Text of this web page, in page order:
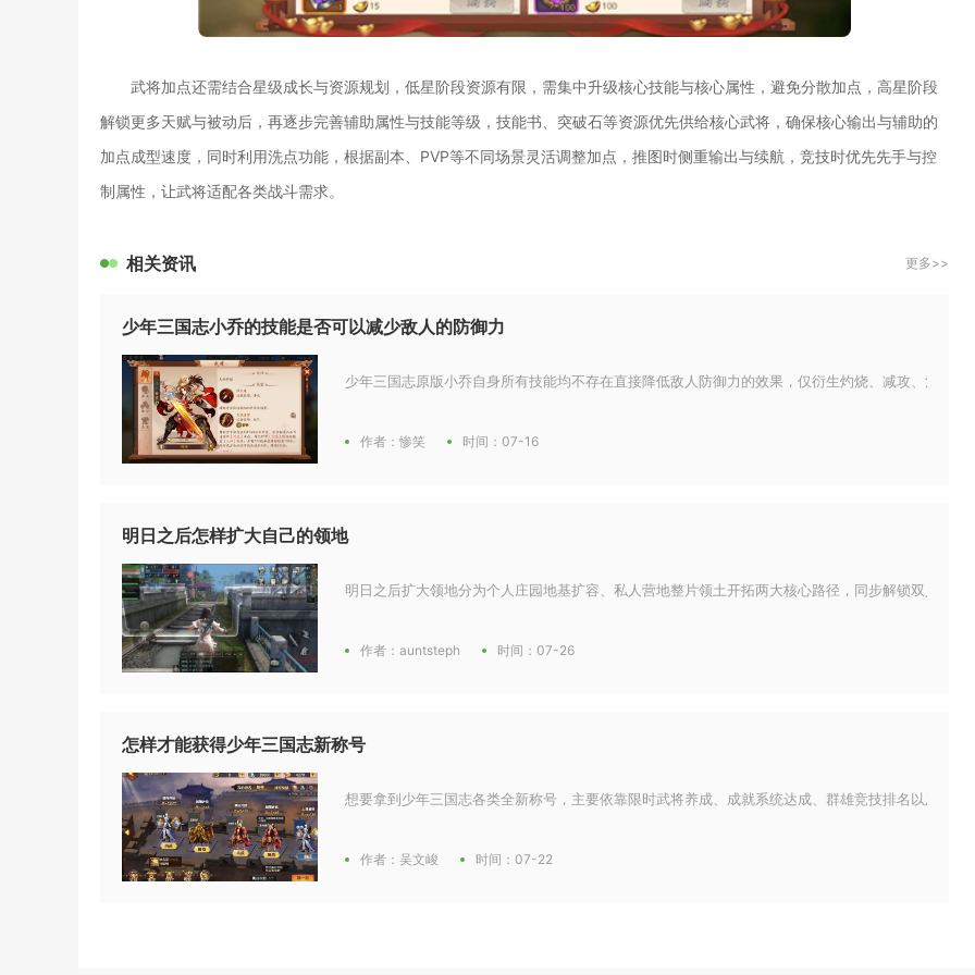
武将加点还需结合星级成长与资源规划，低星阶段资源有限，需集中升级核心技能与核心属性，避免分散加点，高星阶段
解锁更多天赋与被动后，再逐步完善辅助属性与技能等级，技能书、突破石等资源优先供给核心武将，确保核心输出与辅助的
加点成型速度，同时利用洗点功能，根据副本、PVP等不同场景灵活调整加点，推图时侧重输出与续航，竞技时优先先手与控
制属性，让武将适配各类战斗需求。
相关资讯 更多>>
少年三国志小乔的技能是否可以减少敌人的防御力
少年三国志原版小乔自身所有技能均不存在直接降低敌人防御力的效果，仅衍生灼烧、减攻、治疗、
作者：惨笑 时间：07-16
明日之后怎样扩大自己的领地
明日之后扩大领地分为个人庄园地基扩容、私人营地整片领土开拓两大核心路径，同步解锁双人地基
作者：auntsteph 时间：07-26
怎样才能获得少年三国志新称号
想要拿到少年三国志各类全新称号，主要依靠限时武将养成、成就系统达成、群雄竞技排名以及城池
作者：吴文峻 时间：07-22